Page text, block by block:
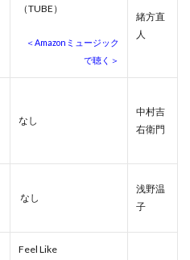
（TUBE）
＜Amazonミュージック
で聴く＞
緒方直
人
なし
中村吉
右衛門
なし
浅野温
子
Feel Like